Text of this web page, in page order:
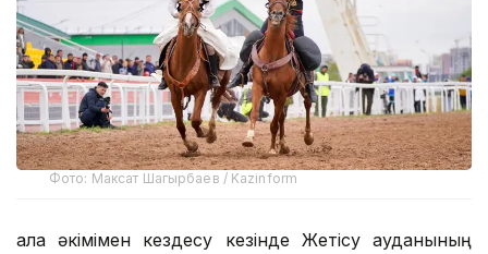
Фото: Максат Шагырбаев / Kazinform
Қала әкімімен кездесу кезінде Жетісу ауданының